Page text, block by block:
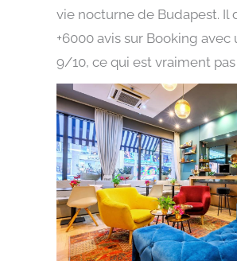
vie nocturne de Budapest. Il
+6000 avis sur Booking
9/10, ce qui est vraiment